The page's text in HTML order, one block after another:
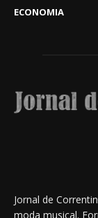
ECONOMIA
Jornal de
moda musical.